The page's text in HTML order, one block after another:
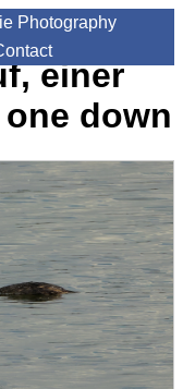
Photography
einer
down